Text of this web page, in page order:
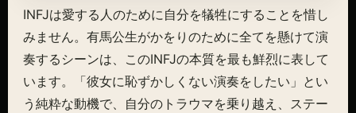
INFJは愛する人のために自分を犠牲にすることを惜し
みません。有馬公生がかをりのために全てを懸けて演
奏するシーンは、このINFJの本質を最も鮮烈に表して
います。「彼女に恥ずかしくない演奏をしたい」とい
う純粋な動機で、自分のトラウマを乗り越え、ステー